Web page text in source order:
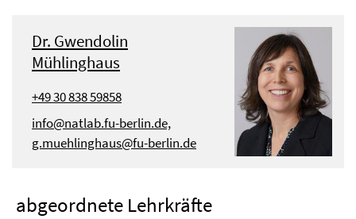
Dr. Gwendolin
Mühlinghaus
+49 30 838 59858
info@natlab.fu-berlin.de,
g.muehlinghaus@fu-berlin.de
abgeordnete Lehrkräfte